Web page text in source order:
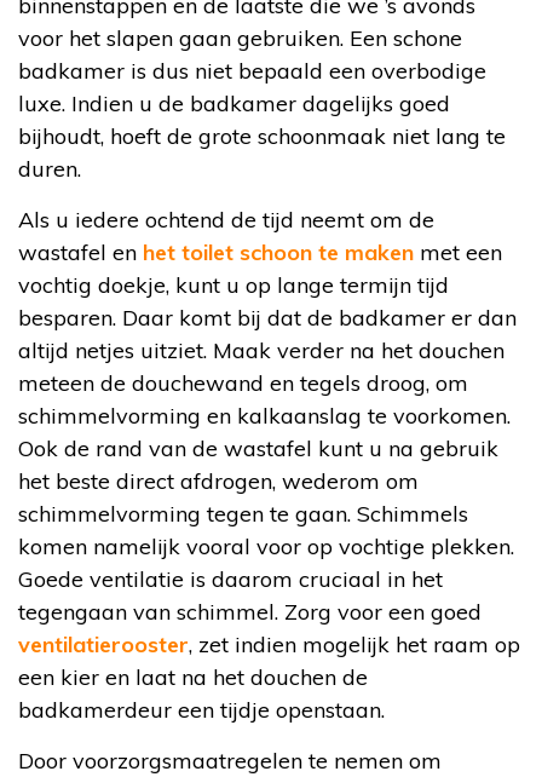
voor het slapen gaan gebruiken. Een schone
badkamer is dus niet bepaald een overbodige
luxe. Indien u de badkamer dagelijks goed
bijhoudt, hoeft de grote schoonmaak niet lang te
duren.
Als u iedere ochtend de tijd neemt om de
wastafel en het toilet schoon te maken met een
vochtig doekje, kunt u op lange termijn tijd
besparen. Daar komt bij dat de badkamer er dan
altijd netjes uitziet. Maak verder na het douchen
meteen de douchewand en tegels droog, om
schimmelvorming en kalkaanslag te voorkomen.
Ook de rand van de wastafel kunt u na gebruik
het beste direct afdrogen, wederom om
schimmelvorming tegen te gaan. Schimmels
komen namelijk vooral voor op vochtige plekken.
Goede ventilatie is daarom cruciaal in het
tegengaan van schimmel. Zorg voor een goed
ventilatierooster, zet indien mogelijk het raam op
een kier en laat na het douchen de
badkamerdeur een tijdje openstaan.
Door voorzorgsmaatregelen te nemen om